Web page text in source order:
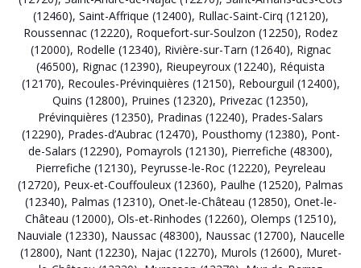
(12460), Saint-Affrique (12400), Rullac-Saint-Cirq (12120),
Roussennac (12220), Roquefort-sur-Soulzon (12250), Rodez
(12000), Rodelle (12340), Rivière-sur-Tarn (12640), Rignac
(46500), Rignac (12390), Rieupeyroux (12240), Réquista
(12170), Recoules-Prévinquières (12150), Rebourguil (12400),
Quins (12800), Pruines (12320), Privezac (12350),
Prévinquières (12350), Pradinas (12240), Prades-Salars
(12290), Prades-d’Aubrac (12470), Pousthomy (12380), Pont-
de-Salars (12290), Pomayrols (12130), Pierrefiche (48300),
Pierrefiche (12130), Peyrusse-le-Roc (12220), Peyreleau
(12720), Peux-et-Couffouleux (12360), Paulhe (12520), Palmas
(12340), Palmas (12310), Onet-le-Château (12850), Onet-le-
Château (12000), Ols-et-Rinhodes (12260), Olemps (12510),
Nauviale (12330), Naussac (48300), Naussac (12700), Naucelle
(12800), Nant (12230), Najac (12270), Murols (12600), Muret-